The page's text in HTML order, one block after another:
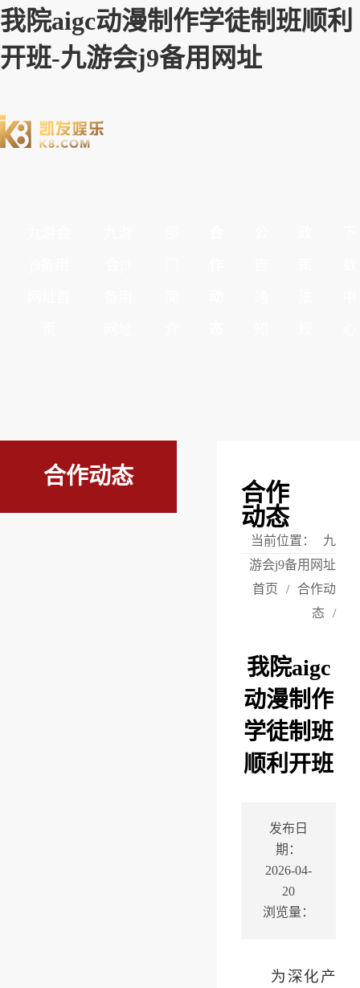
我院aigc动漫制作学徒制班顺利
开班-九游会j9备用网址
合作动态
合作
动态
当前位置：
九
游会j9备用网址
首页
/
合作动
态 /
我院aigc
动漫制作
学徒制班
顺利开班
发布日
期：
2026-04-
20
浏览量：
为深化产